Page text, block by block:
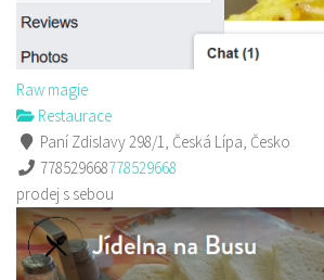
Raw magie
Restaurace
Paní Zdislavy 298/1, Česká Lípa, Česko
778529668778529668
prodej s sebou